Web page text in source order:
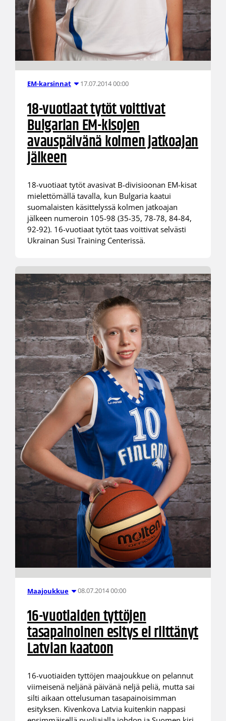
EM-karsinnat 17.07.2014 00:00
18-vuotiaat tytöt voittivat
Bulgarian EM-kisojen
avauspäivänä kolmen jatkoajan
jälkeen
18-vuotiaat tytöt avasivat B-divisioonan EM-kisat
mielettömällä tavalla, kun Bulgaria kaatui
suomalaisten käsittelyssä kolmen jatkoajan
jälkeen numeroin 105-98 (35-35, 78-78, 84-84,
92-92). 16-vuotiaat tytöt taas voittivat selvästi
Ukrainan Susi Training Centerissä.
Maajoukkue 08.07.2014 00:00
16-vuotiaiden tyttöjen
tasapainoinen esitys ei riittänyt
Latvian kaatoon
16-vuotiaiden tyttöjen maajoukkue on pelannut
viimeisenä neljänä päivänä neljä peliä, mutta sai
silti aikaan ottelusuman tasapainoisimman
esityksen. Kivenkova Latvia kuitenkin nappasi